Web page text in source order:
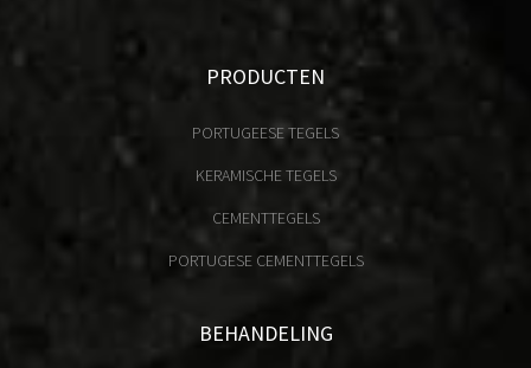
PRODUCTEN
PORTUGEESE TEGELS
KERAMISCHE TEGELS
CEMENTTEGELS
PORTUGESE CEMENTTEGELS
BEHANDELING